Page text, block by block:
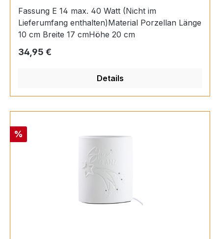
Fassung E 14 max. 40 Watt (Nicht im
Lieferumfang enthalten)Material Porzellan Länge
10 cm Breite 17 cmHöhe 20 cm
Regulärer Preis:
34,95 €
Details
Rabatt
%